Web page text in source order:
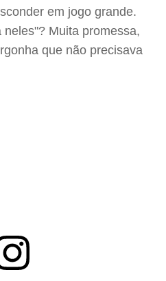
em jogo grande.
Muita promessa,
que não precisava